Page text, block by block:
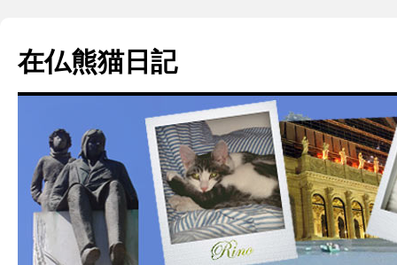
在仏熊猫日記